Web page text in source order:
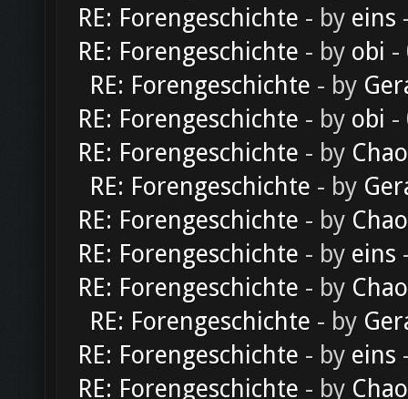
RE: Forengeschichte - by eins
RE: Forengeschichte - by obi -
RE: Forengeschichte - by
RE: Forengeschichte - by obi -
RE: Forengeschichte - by
RE: Forengeschichte - by
RE: Forengeschichte - by
RE: Forengeschichte - by eins
RE: Forengeschichte - by
RE: Forengeschichte - by
RE: Forengeschichte - by eins
RE: Forengeschichte - by